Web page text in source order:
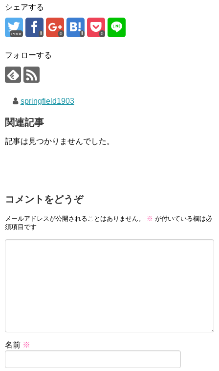
シェアする
error 0 0
フォローする
springfield1903
関連記事
記事は見つかりませんでした。
コメントをどうぞ
メールアドレスが公開されることはありません。 ※ が付いている欄は必
須項目です
名前 ※